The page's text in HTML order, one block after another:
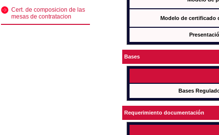
Cert. de composicion de las
mesas de contratacion
Modelo de certificado
Bases
Bases
Requerimiento documentación